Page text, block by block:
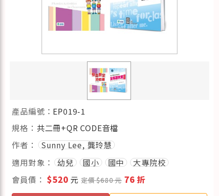
產品編號： EP019-1
規格： 共二冊+QR CODE音檔
作者：
Sunny Lee, 龔玲慧
適用對象：
幼兒 國小 國中
大專院校
會員價： $520 元定價 $680 元 76 折